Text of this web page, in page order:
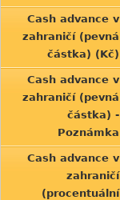
Cash advance v
zahraničí (pevná
částka) (Kč)
Cash advance v
zahraničí (pevná
částka) -
Poznámka
Cash advance v
zahraničí
(procentuální